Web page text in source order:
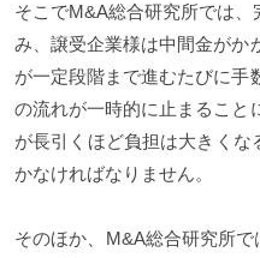
そこでM&A総合研究所では
み、譲受企業様は中間金がか
が一定段階まで進むたびに手
の流れが一時的に止まること
が長引くほど負担は大きく
かなければなりません。
そのほか、M&A総合研究所